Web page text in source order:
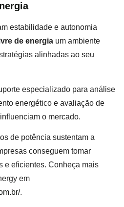
estabilidade e autonomia
de energia um ambiente
alinhadas ao seu
especializado para análise
energético e avaliação de
o mercado.
de potência sustentam a
conseguem tomar
e eficientes. Conheça mais
em
.